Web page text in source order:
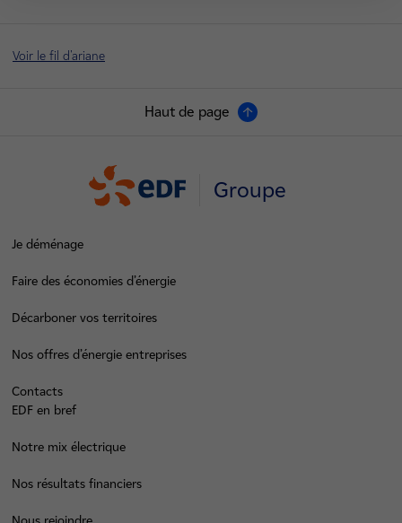
Voir le fil d'ariane
Haut de page
Groupe
Je déménage
Faire des économies d’énergie
Décarboner vos territoires
Nos offres d’énergie entreprises
Contacts
EDF en bref
Notre mix électrique
Nos résultats financiers